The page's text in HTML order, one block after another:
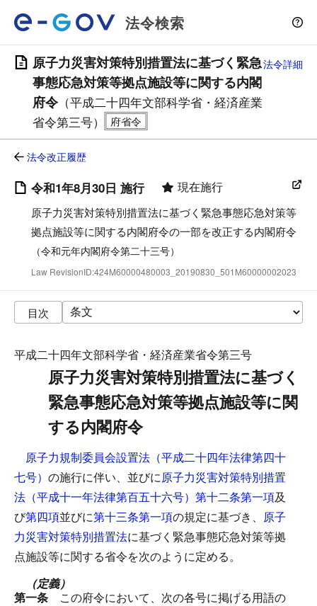
法令検索
原子力災害対策特別措置法に基づく緊急
事態応急対策等拠点施設等に関する内閣
府令（平成二十四年文部科学省・経済産業
省令第三号）
法令詳細
法令改正履歴
令和1年8月30日 施行 現在施行
原子力災害対策特別措置法に基づく緊急事態応急対策等
拠点施設等に関する内閣府令の一部を改正する内閣府令
（令和元年内閣府令第二十三号）
Law RevisionID:424M60000480003_20190830_501M60000002023
目次
平成二十四年文部科学省・経済産業省令第三号
原子力災害対策特別措置法に基づく
緊急事態応急対策等拠点施設等に関
する内閣府令
原子力規制委員会設置法（平成二十四年法律第四十
七号） の施行に伴い、並びに原子力災害対策特別措置
法（平成十一年法律第百五十六号）第十二条第一項及
び第四項並びに第十三条第一項の規定に基づき、 原子
力災害対策特別措置法に基づく緊急事態応急対策等拠
点施設等に関する省令を次のように定める。
（定義）
第一条 この府令において、次の各号に掲げる用語の